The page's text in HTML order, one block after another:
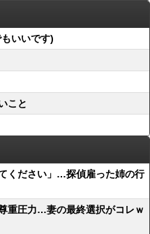
いいです)
こと
ください」…探偵雇った姉の行
重圧力…妻の最終選択がコレｗ